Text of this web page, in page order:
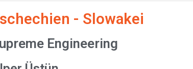
- Slowakei
Engineering